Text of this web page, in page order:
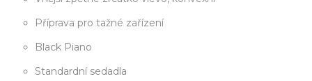
Příprava pro tažné zařízení
Black Piano
Standardní sedadla